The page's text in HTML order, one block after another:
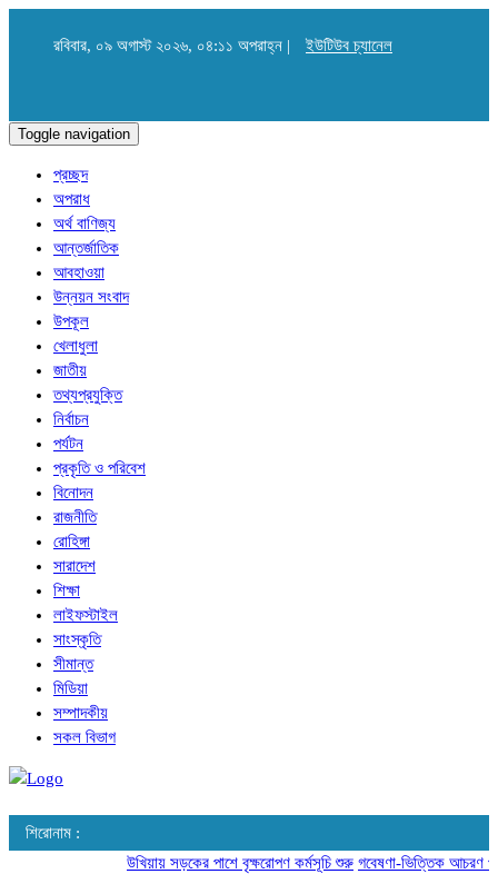
রবিবার, ০৯ অগাস্ট ২০২৬, ০৪:১১ অপরাহ্ন | ইউটিউব চ্যানেল
Toggle navigation
প্রচ্ছদ
অপরাধ
অর্থ বাণিজ্য
আন্তর্জাতিক
আবহাওয়া
উন্নয়ন সংবাদ
উপকূল
খেলাধুলা
জাতীয়
তথ্যপ্রযুক্তি
নির্বাচন
পর্যটন
প্রকৃতি ও পরিবেশ
বিনোদন
রাজনীতি
রোহিঙ্গা
সারাদেশ
শিক্ষা
লাইফস্টাইল
সাংস্কৃতি
সীমান্ত
মিডিয়া
সম্পাদকীয়
সকল বিভাগ
শিরোনাম :
উখিয়ায় সড়কের পাশে বৃক্ষরোপণ কর্মসূচি শুরু গবেষণা-ভিত্তিক আচরণ